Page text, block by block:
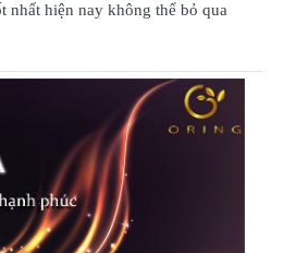
nhất hiện nay không thể bỏ qua